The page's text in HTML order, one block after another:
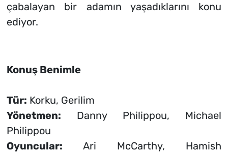
çabalayan bir adamın yaşadıklarını konu
ediyor.
Konuş Benimle
Tür: Korku, Gerilim
Yönetmen: Danny Philippou, Michael
Philippou
Oyuncular: Ari McCarthy, Hamish